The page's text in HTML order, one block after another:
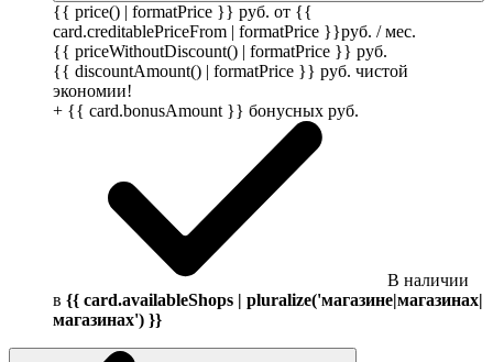
{{ price() | formatPrice }} руб. от {{
card.creditablePriceFrom | formatPrice }}руб. / мес.
{{ priceWithoutDiscount() | formatPrice }} руб.
{{ discountAmount() | formatPrice }} руб. чистой
экономии!
+ {{ card.bonusAmount }} бонусных руб.
В наличии
в {{ card.availableShops | pluralize('магазине|магазинах|
магазинах') }}